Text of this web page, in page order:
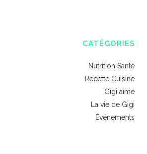
CATÉGORIES
Nutrition Santé
Recette Cuisine
Gigi aime
La vie de Gigi
Événements